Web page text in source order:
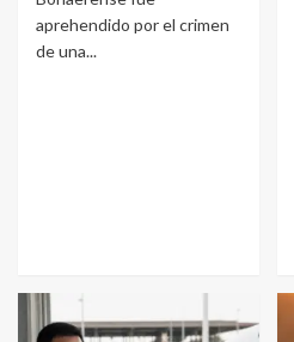
aprehendido por el crimen
de una...